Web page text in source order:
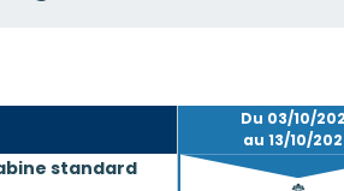
standard
Du 03/10/
au 13/10/